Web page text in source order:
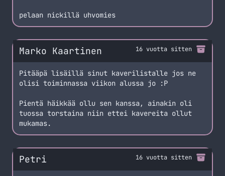
pelaan nickillä uhvomies
Marko Kaartinen 16 vuotta sitten
Pitääpä lisäillä sinut kaverilistalle jos ne
olisi toiminnassa viikon alussa jo :P
Pientä häikkää ollu sen kanssa, ainakin oli
tuossa torstaina niin ettei kavereita ollut
mukamas.
Petri 16 vuotta sitten